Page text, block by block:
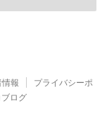
報
プライバシーポ
ログ